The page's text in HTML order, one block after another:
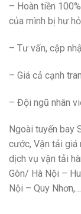
– Hoàn tiền
của mình bị hư
– Tư vấn, cập
– Giá cả cạnh
– Đội ngũ nhân
Ngoài tuyến bay
cước, Vận tải giá
dịch vụ vận tải
Gòn/ Hà Nội –
Nội – Quy Nhơn,…